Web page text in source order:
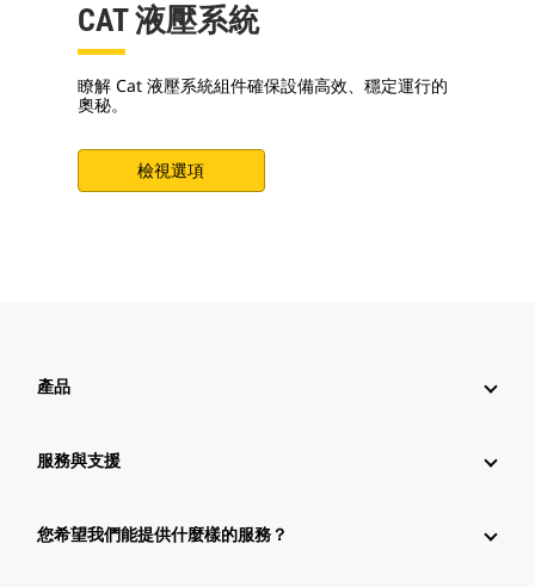
CAT 液壓系統
瞭解 Cat 液壓系統組件確保設備高效、穩定運行的
奧秘。
檢視選項
產品
服務與支援
您希望我們能提供什麼樣的服務？